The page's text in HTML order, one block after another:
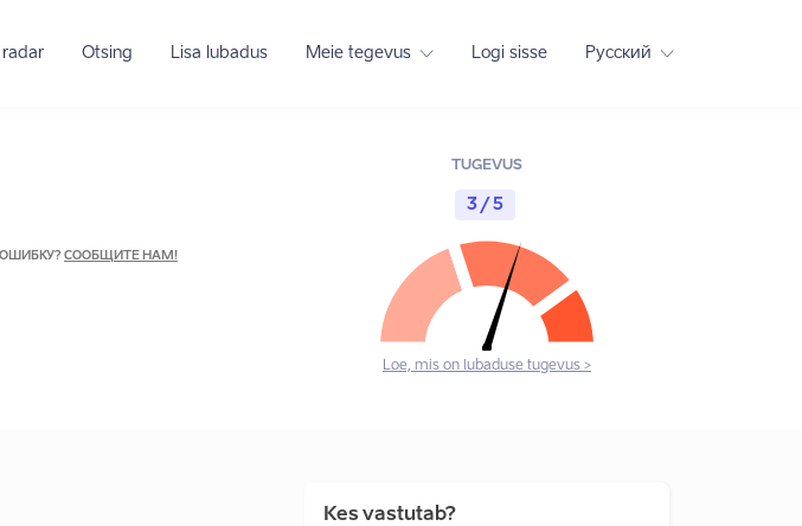
radar Otsing Lisa lubadus Meie tegevus Logi sisse Русский
СООБЩИТЕ НАМ!
TUGEVUS
3 / 5
Loe, mis on lubaduse tugevus >
Kes vastutab?